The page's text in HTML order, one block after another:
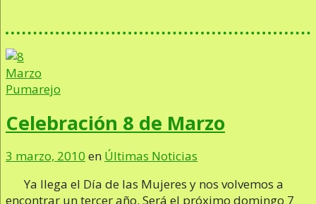
Celebración 8 de Marzo
3 marzo, 2010 en Últimas Noticias
Ya llega el Día de las Mujeres y nos volvemos a
encontrar un tercer año. Será el próximo domingo 7